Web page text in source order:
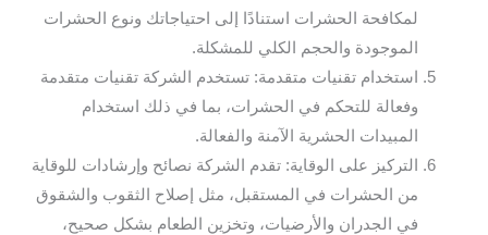
لمكافحة الحشرات استنادًا إلى احتياجاتك ونوع الحشرات
الموجودة والحجم الكلي للمشكلة.
استخدام تقنيات متقدمة: تستخدم الشركة تقنيات متقدمة
وفعالة للتحكم في الحشرات، بما في ذلك استخدام
المبيدات الحشرية الآمنة والفعالة.
التركيز على الوقاية: تقدم الشركة نصائح وإرشادات للوقاية
من الحشرات في المستقبل، مثل إصلاح الثقوب والشقوق
في الجدران والأرضيات، وتخزين الطعام بشكل صحيح،